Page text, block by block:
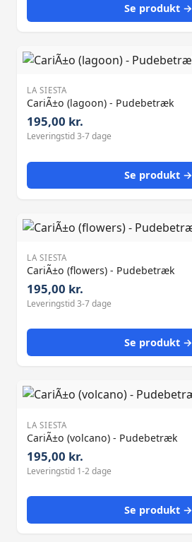
Se produkt →
LA SIESTA
CariÃ±o (lagoon) - Pudebetræk
195,00 kr.
Leveringstid 3-7 dage
Se produkt →
LA SIESTA
CariÃ±o (flowers) - Pudebetræk
195,00 kr.
Leveringstid 3-7 dage
Se produkt →
LA SIESTA
CariÃ±o (volcano) - Pudebetræk
195,00 kr.
Leveringstid 1-2 dage
Se produkt →